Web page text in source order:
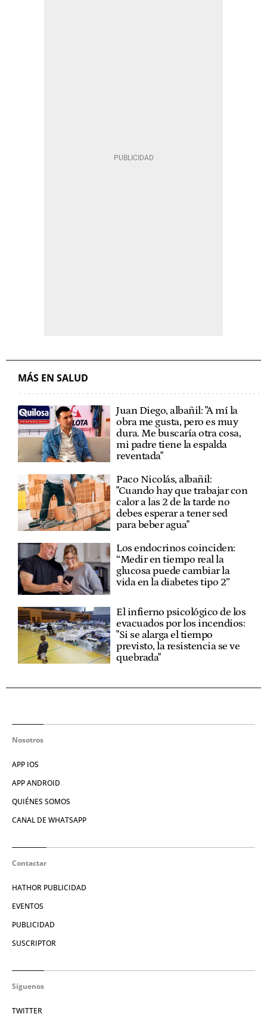
MÁS EN SALUD
Juan Diego, albañil: "A mí la
obra me gusta, pero es muy
dura. Me buscaría otra cosa,
mi padre tiene la espalda
reventada"
Paco Nicolás, albañil:
"Cuando hay que trabajar con
calor a las 2 de la tarde no
debes esperar a tener sed
para beber agua"
Los endocrinos coinciden:
“Medir en tiempo real la
glucosa puede cambiar la
vida en la diabetes tipo 2”
El infierno psicológico de los
evacuados por los incendios:
"Si se alarga el tiempo
previsto, la resistencia se ve
quebrada"
Nosotros
APP IOS
APP ANDROID
QUIÉNES SOMOS
CANAL DE WHATSAPP
Contactar
HATHOR PUBLICIDAD
EVENTOS
PUBLICIDAD
SUSCRIPTOR
Síguenos
TWITTER